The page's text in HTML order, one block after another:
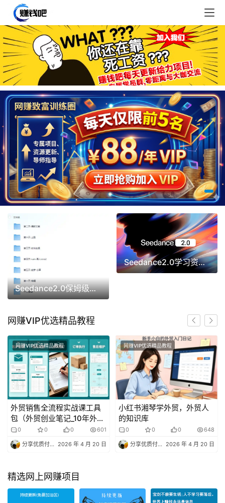
Seedance2.0保姆级教程
Seedance2.0学习资料包 (全攻略+提示词)
网赚VIP优选精品教程
网赚VIP优选精品教程
外贸销售全流程实战课工具
包（外贸创业笔记_10年外贸
经验）
0 0 0 601
分享优质付费资源专家 2026 年 4 月 20 日
网赚VIP优选精品教程
小红书湘琴学外贸，外贸人
的知识库
0 0 0 648
分享优质付费资源专家 2026 年 4 月 20 日
精选网上网赚项目